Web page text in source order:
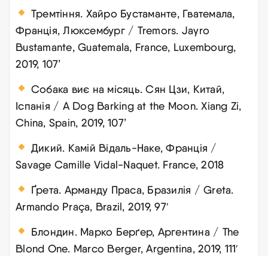
Тремтіння. Хайро Бустаманте, Гватемала,
Франція, Люксембург / Tremors. Jayro
Bustamante, Guatemala, France, Luxembourg,
2019, 107’
Собака виє на місяць. Сян Цзи, Китай,
Іспанія / A Dog Barking at the Moon. Xiang Zi,
China, Spain, 2019, 107’
Дикий. Камій Відаль-Наке, Франція /
Savage Camille Vidal-Naquet. France, 2018
Ґрета. Арманду Праса, Бразилія / Greta.
Armando Praça, Brazil, 2019, 97′
Блондин. Марко Берґер, Аргентина / The
Blond One. Marco Berger, Argentina, 2019, 111′